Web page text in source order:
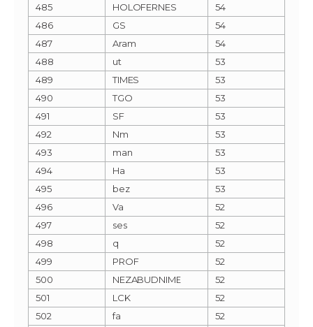
485
HOLOFERNES
54
486
GS
54
487
Aram
54
488
ut
53
489
TIMES
53
490
TGO
53
491
SF
53
492
Nm
53
493
man
53
494
Ha
53
495
bez
53
496
Va
52
497
ses
52
498
q
52
499
PROF
52
500
NEZABUDNIME
52
501
LCK
52
502
fa
52